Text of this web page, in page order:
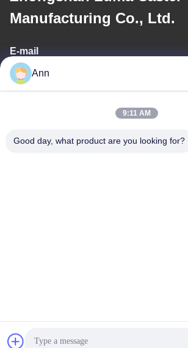
Manufacturing Co., Ltd.
E-mail
ann@industrialwheelcasters.com
Endereço
Copyright -2026 Zhongshan Luma Caster
Ann
9:11 AM
Good day, what product are you looking for?